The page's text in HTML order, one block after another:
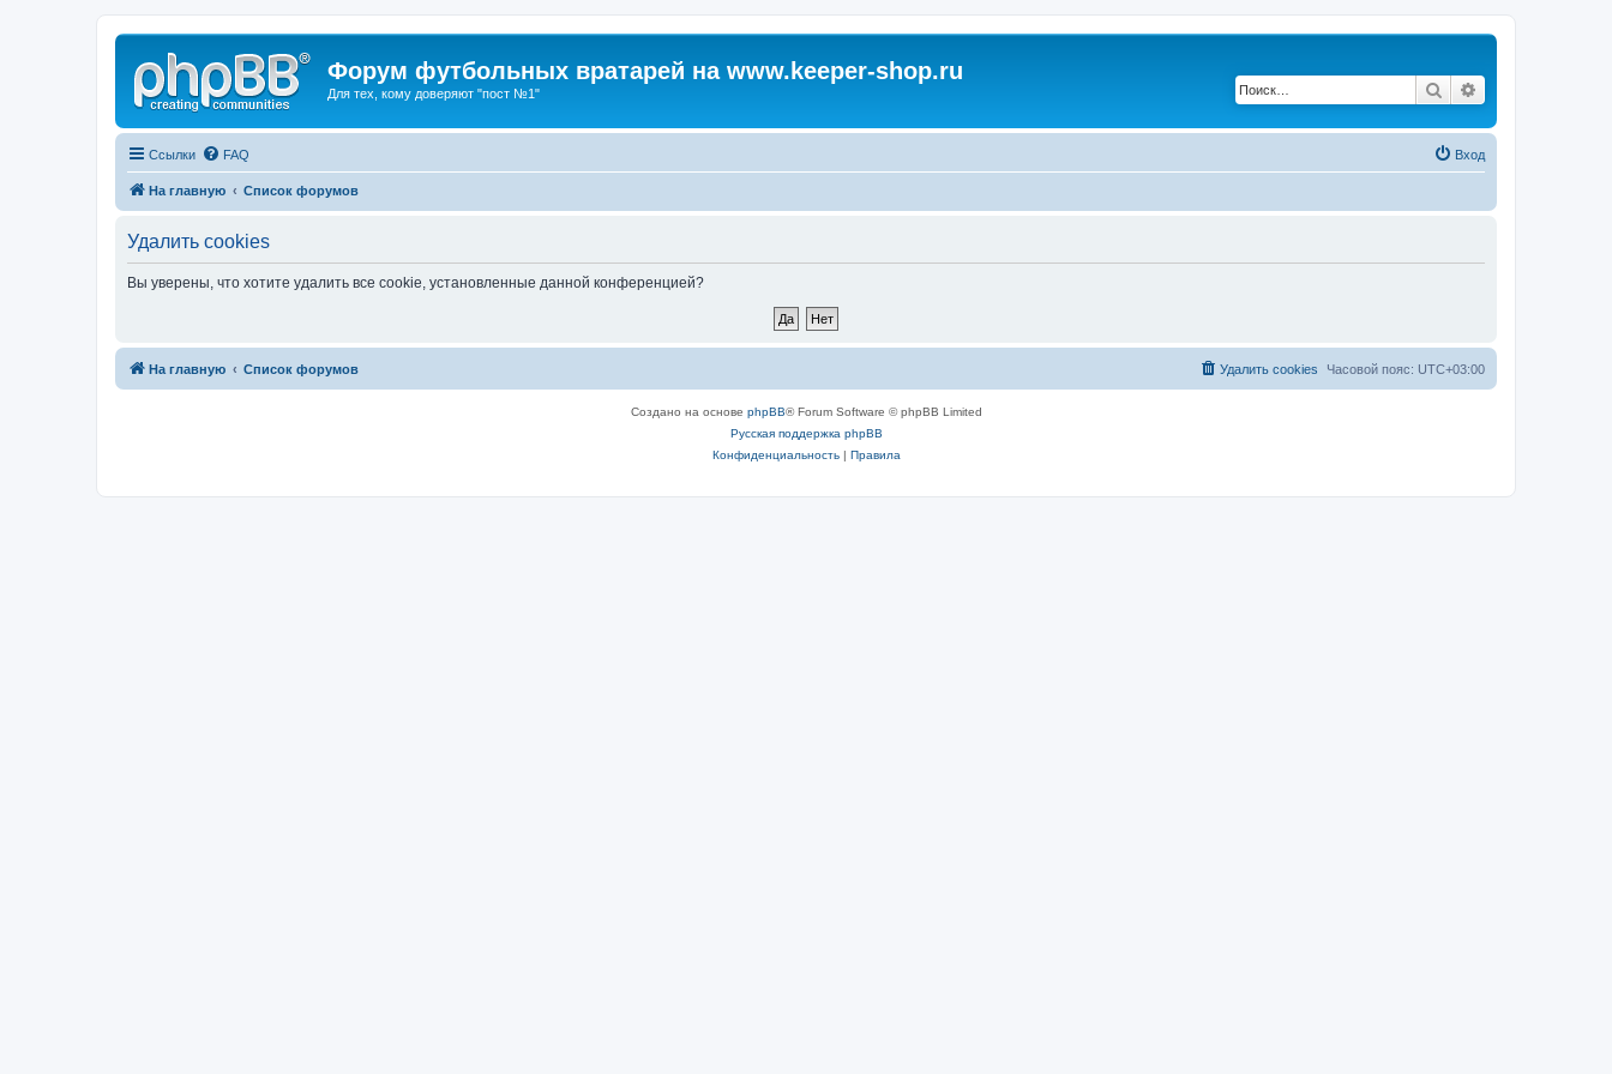
Форум футбольных вратарей на www.keeper-shop.ru
Для тех, кому доверяют "пост №1" Поиск
Ссылки FAQ Вход
На главную Список форумов
Удалить cookies
Вы уверены, что хотите удалить все cookie, установленные данной конференцией?
На главную Список форумов Часовой пояс: UTC+03:00
Удалить cookies
Создано на основе phpBB® Forum Software © phpBB Limited
Русская поддержка phpBB
Конфиденциальность| Правила